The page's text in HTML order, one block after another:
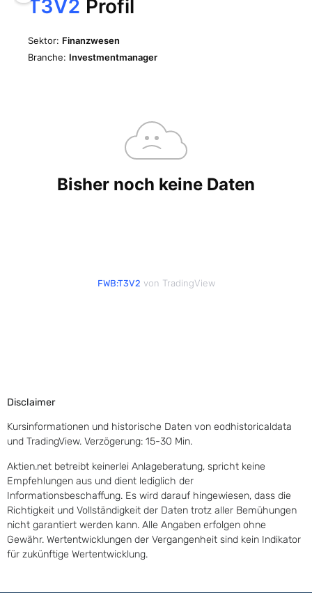
FWB:T3V2 von TradingView
Disclaimer
Kursinformationen und historische Daten von eodhistoricaldata
und TradingView. Verzögerung: 15-30 Min.
Aktien.net betreibt keinerlei Anlageberatung, spricht keine
Empfehlungen aus und dient lediglich der
Informationsbeschaffung. Es wird darauf hingewiesen, dass die
Richtigkeit und Vollständigkeit der Daten trotz aller Bemühungen
nicht garantiert werden kann. Alle Angaben erfolgen ohne
Gewähr. Wertentwicklungen der Vergangenheit sind kein Indikator
für zukünftige Wertentwicklung.